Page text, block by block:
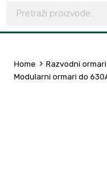
Home Razvodni ormari
Modularni ormari do